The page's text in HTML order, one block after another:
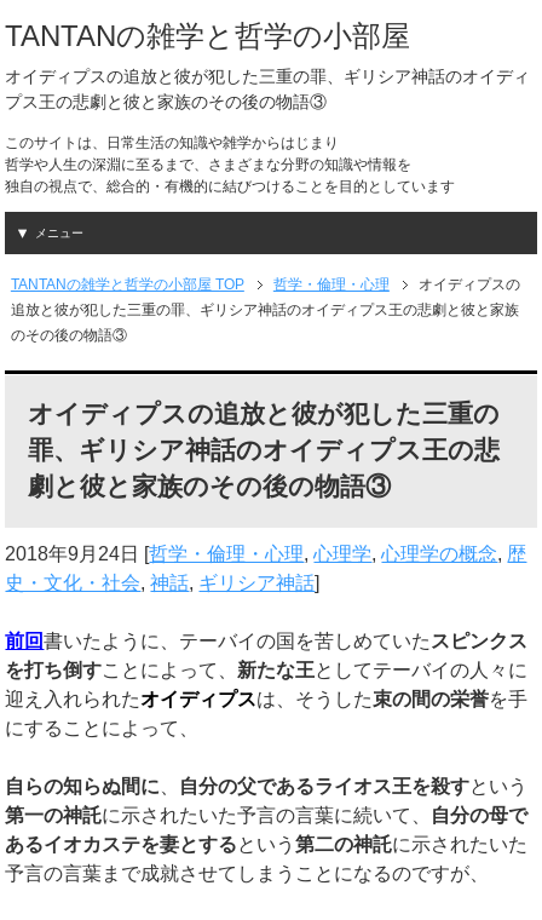
TANTANの雑学と哲学の小部屋
オイディプスの追放と彼が犯した三重の罪、ギリシア神話のオイディ
プス王の悲劇と彼と家族のその後の物語③
このサイトは、日常生活の知識や雑学からはじまり
哲学や人生の深淵に至るまで、さまざまな分野の知識や情報を
独自の視点で、総合的・有機的に結びつけることを目的としています
メニュー
TANTANの雑学と哲学の小部屋 TOP 哲学・倫理・心理
オイディプスの
追放と彼が犯した三重の罪、ギリシア神話のオイディプス王の悲劇と彼と家族
のその後の物語③
オイディプスの追放と彼が犯した三重の
罪、ギリシア神話のオイディプス王の悲
劇と彼と家族のその後の物語③
2018年9月24日 [哲学・倫理・心理,心理学,心理学の概念, 歴
史・文化・社会,神話, ギリシア神話]
前回書いたように、テーバイの国を苦しめていた スピンクス
を打ち倒すことによって、 新たな王としてテーバイの人々に
迎え入れられたオイディプスは、そうした束の間の栄誉を手
にすることによって、
自らの知らぬ間に 自分の父であるライオス王を殺すという
第一の神託に示されたいた予言の言葉に続いて、 自分の母で
あるイオカステを妻とするという第二の神託に示されたいた
予言の言葉まで成就させてしまうことになるのですが、